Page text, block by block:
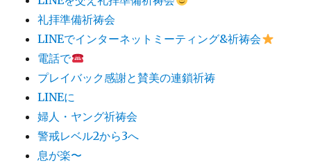
礼拝準備祈祷会
LINEでインターネットミーティング&祈祷会
電話で
プレイバック感謝と賛美の連鎖祈祷
LINEに
婦人・ヤング祈祷会
警戒レベル2から3へ
息が楽〜